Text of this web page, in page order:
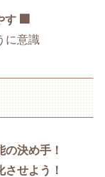
🏢
に意識
決め手！
せよう！